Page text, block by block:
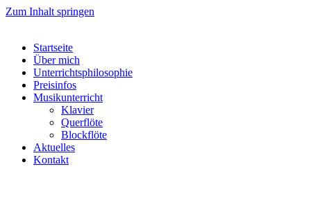
Zum Inhalt springen
Startseite
Über mich
Unterrichtsphilosophie
Preisinfos
Musikunterricht
Klavier
Querflöte
Blockflöte
Aktuelles
Kontakt